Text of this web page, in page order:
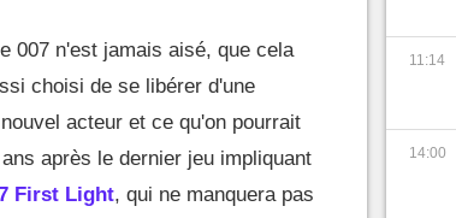
007 n'est jamais aisé, que cela
choisi de se libérer d'une
acteur et ce qu'on pourrait
après le dernier jeu impliquant
First Light, qui ne manquera pas
11:14
14:00